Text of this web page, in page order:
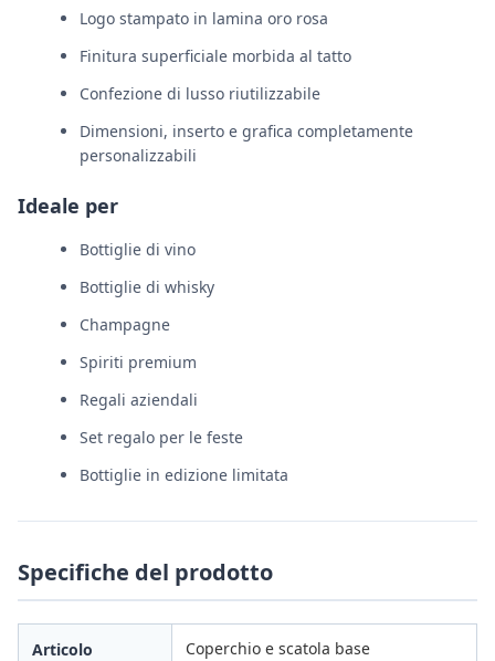
Logo stampato in lamina oro rosa
Finitura superficiale morbida al tatto
Confezione di lusso riutilizzabile
Dimensioni, inserto e grafica completamente
personalizzabili
Ideale per
Bottiglie di vino
Bottiglie di whisky
Champagne
Spiriti premium
Regali aziendali
Set regalo per le feste
Bottiglie in edizione limitata
Specifiche del prodotto
Articolo Coperchio e scatola base